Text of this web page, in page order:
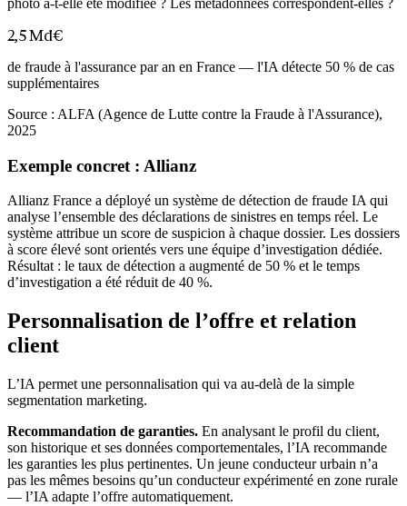
2,5 Md€
de fraude à l'assurance par an en France — l'IA détecte 50 % de cas
supplémentaires
Source : ALFA (Agence de Lutte contre la Fraude à l'Assurance),
2025
Exemple concret : Allianz
Allianz France a déployé un système de détection de fraude IA qui
analyse l’ensemble des déclarations de sinistres en temps réel. Le
système attribue un score de suspicion à chaque dossier. Les dossiers
à score élevé sont orientés vers une équipe d’investigation dédiée.
Résultat : le taux de détection a augmenté de 50 % et le temps
d’investigation a été réduit de 40 %.
Personnalisation de l’offre et relation
client
L’IA permet une personnalisation qui va au-delà de la simple
segmentation marketing.
Recommandation de garanties. En analysant le profil du client,
son historique et ses données comportementales, l’IA recommande
les garanties les plus pertinentes. Un jeune conducteur urbain n’a
pas les mêmes besoins qu’un conducteur expérimenté en zone rurale
— l’IA adapte l’offre automatiquement.